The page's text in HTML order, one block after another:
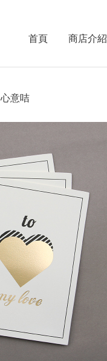
首頁 商店介紹
心意咭